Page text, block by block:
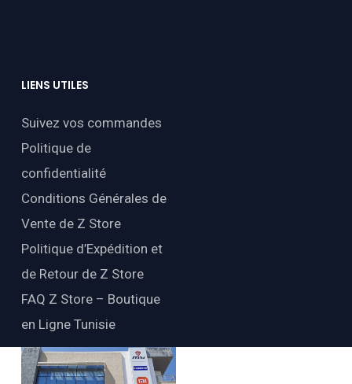
LIENS UTILES
Suivez vos commandes
Politique de
confidentialité
Conditions Générales de
Vente de Z Store
Politique d’Expédition et
de Retour de Z Store
FAQ Z Store – Boutique
en Ligne Tunisie